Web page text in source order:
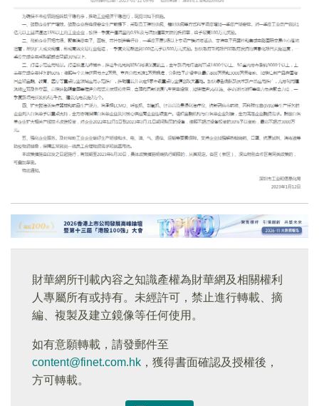
財華網所刊載內容之知識產權為財華網及相關權利
人專屬所有或持有。未經許可，禁止進行轉載、摘
編、複製及建立鏡像等任何使用。
如有意願轉載，請發郵件至
content@finet.com.hk ，獲得書面確認及授權後，
方可轉載。